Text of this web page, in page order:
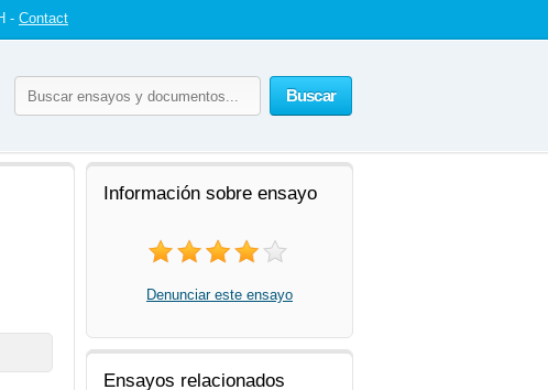
- Contact
Buscar
Información sobre ensayo
Denunciar este ensayo
Ensayos relacionados